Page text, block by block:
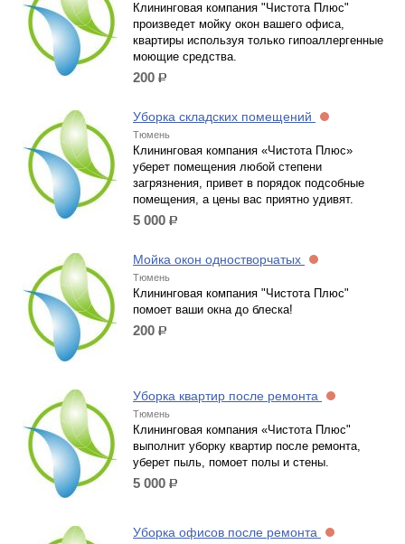
Клининговая компания "Чистота Плюс"
произведет мойку окон вашего офиса,
квартиры используя только гипоаллергенные
моющие средства.
200 р.
Уборка складских помещений
Тюмень
Клининговая компания «Чистота Плюс»
уберет помещения любой степени
загрязнения, привет в порядок подсобные
помещения, а цены вас приятно удивят.
5 000 р.
Мойка окон одностворчатых
Тюмень
Клининговая компания "Чистота Плюс"
помоет ваши окна до блеска!
200 р.
Уборка квартир после ремонта
Тюмень
Клининговая компания «Чистота Плюс"
выполнит уборку квартир после ремонта,
уберет пыль, помоет полы и стены.
5 000 р.
Уборка офисов после ремонта